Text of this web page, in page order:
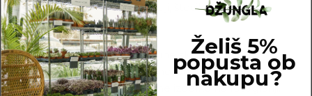
razlike v velikosti, variegaciji, številu listov, vej,
cvetov, itd. …
Pred pošiljanjem vse rastline skrbno
pregledamo in zagotovimo, da gredo na pot
zdrave in čim bolj podobne izdelku na fotografiji.
Želiš 5%
popusta ob
nakupu?